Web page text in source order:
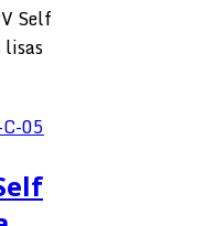
Self
lisas